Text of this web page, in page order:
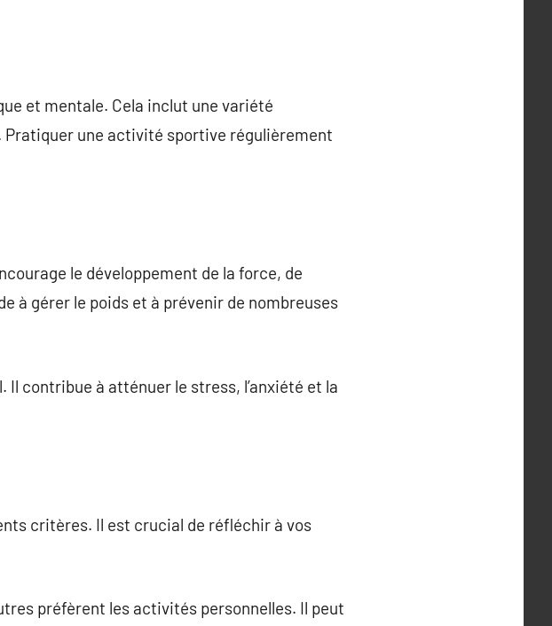
et mentale. Cela inclut une variété
une activité sportive régulièrement
le développement de la force, de
à gérer le poids et à prévenir de nombreuses
contribue à atténuer le stress, l’anxiété et la
critères. Il est crucial de réfléchir à vos
préfèrent les activités personnelles. Il peut